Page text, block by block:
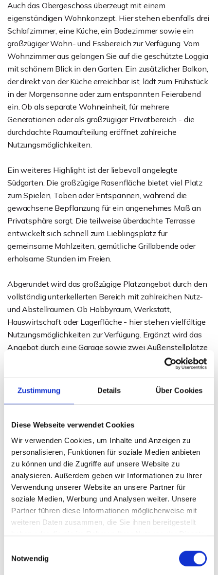
Zustimmung Details Über Cookies
Diese Webseite verwendet Cookies
Wir verwenden Cookies, um Inhalte und Anzeigen zu
personalisieren, Funktionen für soziale Medien anbieten
zu können und die Zugriffe auf unsere Website zu
analysieren. Außerdem geben wir Informationen zu Ihrer
Verwendung unserer Website an unsere Partner für
soziale Medien, Werbung und Analysen weiter. Unsere
Partner führen diese Informationen möglicherweise mit
weiteren Daten zusammen, die Sie ihnen bereitgestellt
haben oder die sie im Rahmen Ihrer Nutzung der Dienste
Notwendig
Auch das Obergeschoss überzeugt mit einem
eigenständigen Wohnkonzept. Hier stehen ebenfalls drei
Schlafzimmer, eine Küche, ein Badezimmer sowie ein
großzügiger Wohn- und Essbereich zur Verfügung. Vom
Wohnzimmer aus gelangen Sie auf die geschützte Loggia
mit schönem Blick in den Garten. Ein zusätzlicher Balkon,
der direkt von der Küche erreichbar ist, lädt zum Frühstück
in der Morgensonne oder zum entspannten Feierabend
ein. Ob als separate Wohneinheit, für mehrere
Generationen oder als großzügiger Privatbereich - die
durchdachte Raumaufteilung eröffnet zahlreiche
Nutzungsmöglichkeiten.
Ein weiteres Highlight ist der liebevoll angelegte
Südgarten. Die großzügige Rasenfläche bietet viel Platz
zum Spielen, Toben oder Entspannen, während die
gewachsene Bepflanzung für ein angenehmes Maß an
Privatsphäre sorgt. Die teilweise überdachte Terrasse
entwickelt sich schnell zum Lieblingsplatz für
gemeinsame Mahlzeiten, gemütliche Grillabende oder
erholsame Stunden im Freien.
Abgerundet wird das großzügige Platzangebot durch den
vollständig unterkellerten Bereich mit zahlreichen Nutz-
und Abstellräumen. Ob Hobbyraum, Werkstatt,
Hauswirtschaft oder Lagerfläche - hier stehen vielfältige
Nutzungsmöglichkeiten zur Verfügung. Ergänzt wird das
Angebot durch eine Garage sowie zwei Außenstellplätze
Modernisierungen vorgenommen. Im Zuge des Anbaus
erfolgten umfang-reiche Erneuerungen. Die Fenster im
Jahr 2020 ausgetauscht. Das Haus verfügt überwiegend
über Rollläden; lediglich die Dachflächenfenster sind
hiervon ausgenommen. Die Ölzentralheizung aus dem
Jahr 2004 sorgt zuverlässig für die Wärmeversorgung. Ein
vorhandener Glasfaseranschluss bietet beste
Voraussetzungen für Homeoffice, Streaming und
schnelles Internet.
Die Immobilie wurde über viele Jahre hinweg sorgfältig
gepflegt und präsentiert sich in einem insgesamt sehr
ordentlichen Zustand. Sie ist derzeit noch bewohnt, kann
jedoch kurzfristig freigestellt und an die neuen Eigentümer